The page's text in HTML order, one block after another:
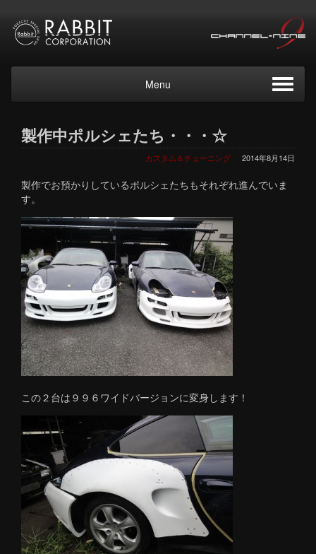
Menu
製作中ポルシェたち・・・☆
2014年8月14日
カスタム＆チューニング
製作でお預かりしているポルシェたちもそれぞれ進んでいま
す。
この２台は９９６ワイドバージョンに変身します！